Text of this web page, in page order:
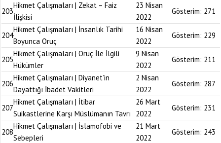
203
Hikmet Çalışmaları | Zekat – Faiz
İlişkisi
23 Nisan
2022
Gösterim: 271
204
Hikmet Çalışmaları | İnsanlık Tarihi
Boyunca Oruç
16 Nisan
2022
Gösterim: 229
205
Hikmet Çalışmaları | Oruç İle İlgili
Hükümler
9 Nisan
2022
Gösterim: 211
206
Hikmet Çalışmaları | Diyanet’in
Dayattığı İbadet Vakitleri
2 Nisan
2022
Gösterim: 287
207
Hikmet Çalışmaları | İtibar
Suikastlerine Karşı Müslümanın Tavrı
26 Mart
2022
Gösterim: 231
208
Hikmet Çalışmaları | İslamofobi ve
Sebepleri
21 Mart
2022
Gösterim: 243